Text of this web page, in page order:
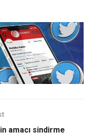
amacı sindirme